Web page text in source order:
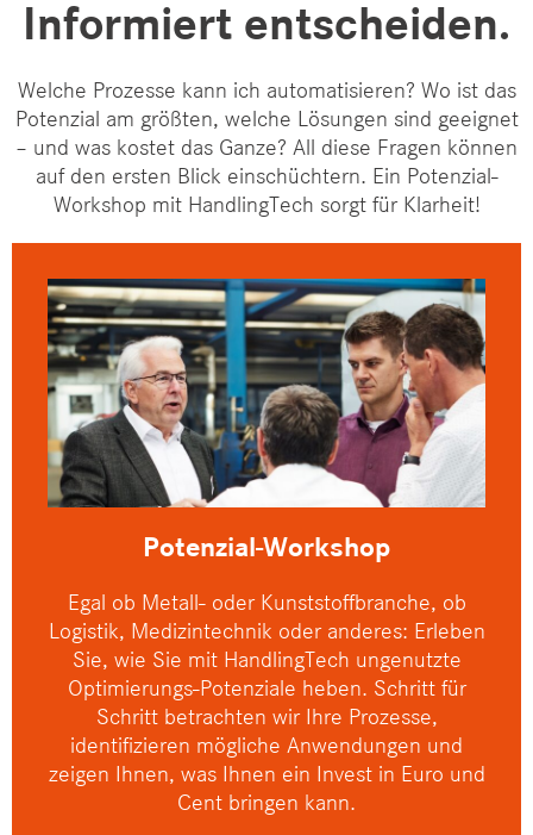
Informiert entscheiden.
Welche Prozesse kann ich automatisieren? Wo ist das
Potenzial am größten, welche Lösungen sind geeignet
– und was kostet das Ganze? All diese Fragen können
auf den ersten Blick einschüchtern. Ein Potenzial-
Workshop mit HandlingTech sorgt für Klarheit!
Potenzial-Workshop
Egal ob Metall- oder Kunststoffbranche, ob
Logistik, Medizintechnik oder anderes: Erleben
Sie, wie Sie mit HandlingTech ungenutzte
Optimierungs-Potenziale heben. Schritt für
Schritt betrachten wir Ihre Prozesse,
identifizieren mögliche Anwendungen und
zeigen Ihnen, was Ihnen ein Invest in Euro und
Cent bringen kann.